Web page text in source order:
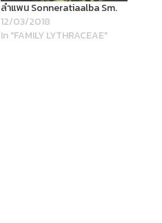
ลำแพน Sonneratiaalba Sm.
12/03/2018
In "FAMILY LYTHRACEAE"